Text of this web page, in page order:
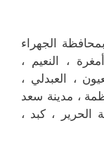
الجهراء
، النعيم ،
، العبدلي ،
، مدينة سعد
الحرير ، كبد ،